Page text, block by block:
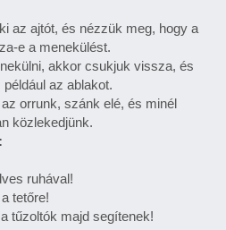
az ajtót, és nézzük meg, hogy a
e a menekülést.
akkor csukjuk vissza, és
az ablakot.
orrunk, szánk elé, és minél
közlekedjünk.
ruhával!
tetőre!
tűzoltók majd segítenek!